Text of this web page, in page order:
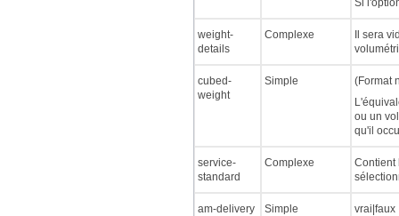
Si
weight-
details
Complexe
Il sera
cubed-
weight
Simple
(Format
ou un
qu'il
service-
standard
Complexe
Contient
am-delivery Simple
vrai|faux